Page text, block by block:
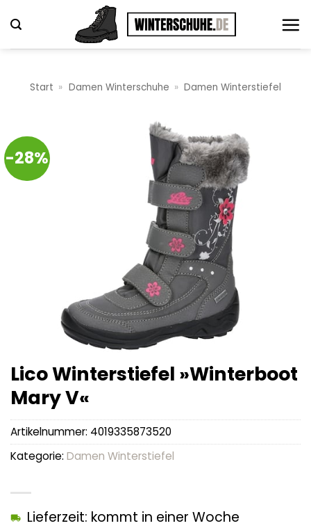
Inhalt
springen
Start » Damen Winterschuhe » Damen Winterstiefel
-28%
Lico Winterstiefel »Winterboot
Mary V«
Lieferzeit: kommt in einer Woche
Artikelnummer: 4019335873520
Kategorie: Damen Winterstiefel